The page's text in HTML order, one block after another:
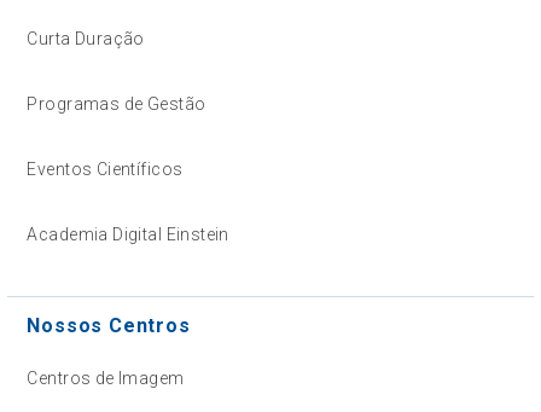
Curta Duração
Programas de Gestão
Eventos Científicos
Academia Digital Einstein
Nossos Centros
Centros de Imagem